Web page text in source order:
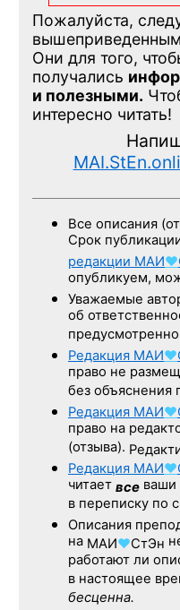
Пожалуйста,
Они для того,
получались
и полезными.
интересно читать!
Все описания
Срок
редакции МАИ♥
опубликуем,
Уважаемые
об
Редакция МАИ♥
право не
без объяснения
Редакция МАИ♥
право на
(отзыва).
Редакция МАИ♥
читает все ваши
в переписку по
Описания
на МАИ♥СтЭн
работают ли
в настоящее
бесценна.